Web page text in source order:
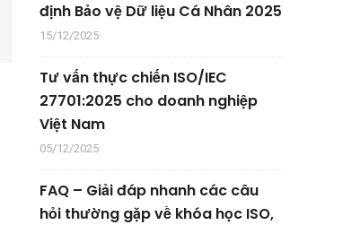
định Bảo vệ Dữ liệu Cá Nhân 2025
15/12/2025
Tư vấn thực chiến ISO/IEC
27701:2025 cho doanh nghiệp
Việt Nam
05/12/2025
FAQ – Giải đáp nhanh các câu
hỏi thường gặp về khóa học ISO,